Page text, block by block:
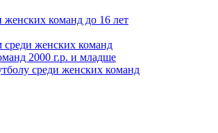
женских команд до 16 лет
женских команд
2000 г.р. и младше
среди женских команд